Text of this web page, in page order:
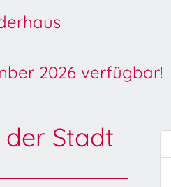
2026 verfügbar!
Stadt